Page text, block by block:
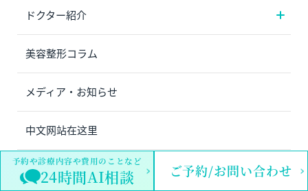
予約や診療内容や費用のことなど
24時間AI相談 ご予約/お問い合わせ
ドクター紹介
美容整形コラム
メディア・お知らせ
中文网站在这里
プライバシーポリシー